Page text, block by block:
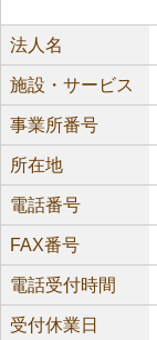
法人名
施設・サービス
事業所番号
所在地
電話番号
FAX番号
電話受付時間
受付休業日